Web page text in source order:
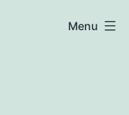
Menu